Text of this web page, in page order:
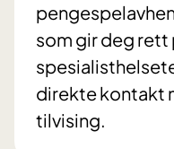
som gir deg rett
direkte kontakt
tilvising.